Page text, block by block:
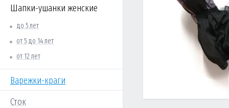
Шапки-ушанки женские
до 5 лет
от 5 до 14 лет
от 12 лет
Варежки-краги
Сток